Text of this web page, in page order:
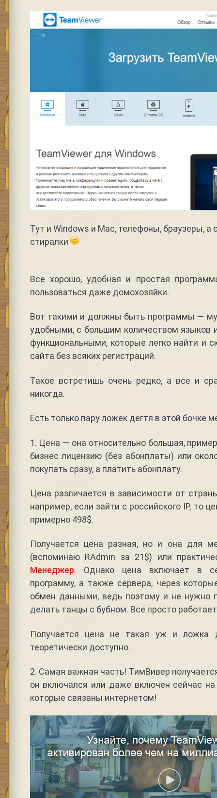
Тут и Windows и Mac, телефоны, браузеры, а
стиралки
Все хорошо, удобная и простая
пользоваться даже домохозяйки.
Вот такими и должны быть программы —
удобными, с большим количеством языков
функциональными, которые легко найти и
сайта без всяких регистраций.
Такое встретишь очень редко, а все и
никогда.
Есть только пару ложек дегтя в этой бочке
1. Цена — она относительно большая,
бизнес лицензию (без абонплаты) или
покупать сразу, а платить абонплату.
Цена различается в зависимости от
например, если зайти с российского IP, то
примерно 498$.
Получается цена разная, но и она для
(вспоминаю RAdmin за 21$) или
Менеджер. Однако цена включает в
программу, а также сервера, через
обмен данными, ведь поэтому и не нужно
делать танцы с бубном. Все просто
Получается цена не такая уж и ложка
теоретически доступно.
2. Самая важная часть! ТимВивер
он включался или даже включен сейчас на
которые связаны интернетом!